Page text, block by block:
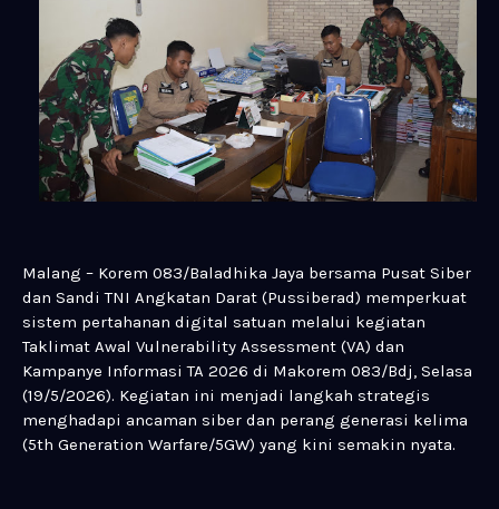
Malang – Korem 083/Baladhika Jaya bersama Pusat Siber
dan Sandi TNI Angkatan Darat (Pussiberad) memperkuat
sistem pertahanan digital satuan melalui kegiatan
Taklimat Awal Vulnerability Assessment (VA) dan
Kampanye Informasi TA 2026 di Makorem 083/Bdj, Selasa
(19/5/2026). Kegiatan ini menjadi langkah strategis
menghadapi ancaman siber dan perang generasi kelima
(5th Generation Warfare/5GW) yang kini semakin nyata.